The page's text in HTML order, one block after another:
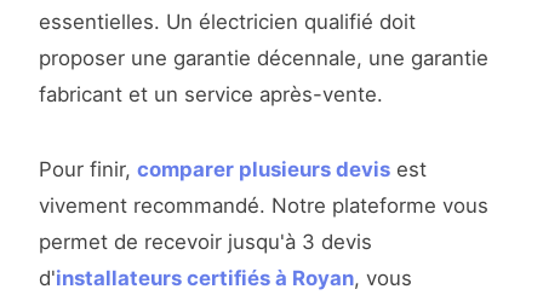
essentielles. Un électricien qualifié doit
proposer une garantie décennale, une garantie
fabricant et un service après-vente.
Pour finir, comparer plusieurs devis est
vivement recommandé. Notre plateforme vous
permet de recevoir jusqu'à 3 devis
d'installateurs certifiés à Royan, vous